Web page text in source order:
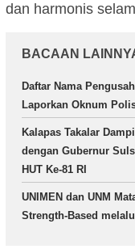
dan harmonis
BACAAN
Daftar Nama
Laporkan Oknum
Kalapas Takalar
dengan Gubernur
HUT Ke-81 RI
UNIMEN dan UNM
Strength-Based